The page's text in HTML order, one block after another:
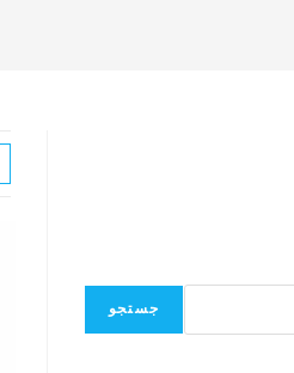
جستجو